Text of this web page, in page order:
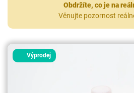
Obdržíte, co je na
Věnujte pozornost
Výprodej